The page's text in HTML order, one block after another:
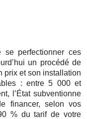
se perfectionner ces
un procédé de
prix et son installation
: entre 5 000 et
l’État subventionne
financer, selon vos
% du tarif de votre